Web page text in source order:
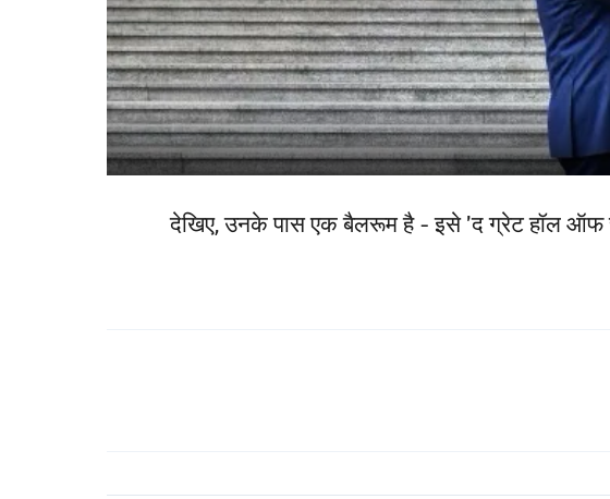
देखिए, उनके पास एक बैलरूम है - इसे 'द ग्रेट हॉल ऑफ